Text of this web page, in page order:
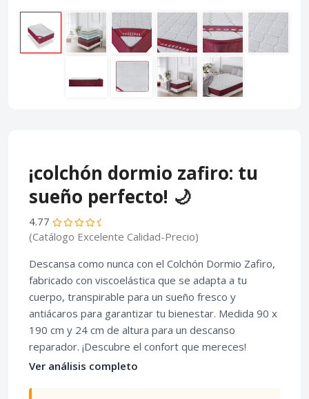
¡colchón dormio zafiro: tu
sueño perfecto! 🌙
4.77
(Catálogo Excelente Calidad-Precio)
Descansa como nunca con el Colchón Dormio Zafiro,
fabricado con viscoelástica que se adapta a tu
cuerpo, transpirable para un sueño fresco y
antiácaros para garantizar tu bienestar. Medida 90 x
190 cm y 24 cm de altura para un descanso
reparador. ¡Descubre el confort que mereces!
Ver análisis completo